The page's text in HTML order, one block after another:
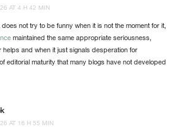
AT 4 H 42 MIN
not try to be funny when it is not the moment for it,
maintained the same appropriate seriousness,
helps and when it just signals desperation for
editorial maturity that many blogs have not developed
AT 16 H 55 MIN